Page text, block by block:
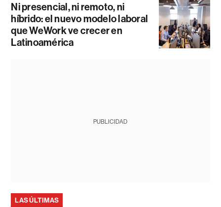
Ni presencial, ni remoto, ni
híbrido: el nuevo modelo laboral
que WeWork ve crecer en
Latinoamérica
PUBLICIDAD
LAS ÚLTIMAS